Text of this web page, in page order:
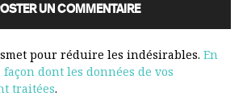
pour réduire les indésirables. En
dont les données de vos
traitées.